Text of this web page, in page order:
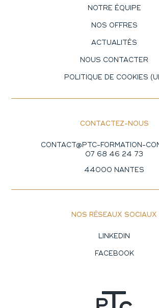
NOTRE ÉQUIPE
NOS OFFRES
ACTUALITÉS
NOUS CONTACTER
POLITIQUE DE COOKIES
CONTACTEZ-NOUS
CONTACT@PTC-FORMATION-
07 68 46 24 73
44000 NANTES
NOS RÉSEAUX SOCIAUX
LINKEDIN
FACEBOOK